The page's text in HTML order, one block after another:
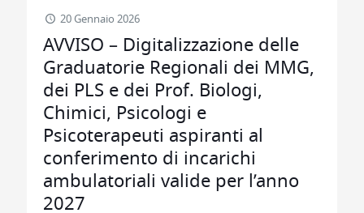
20 Gennaio 2026
AVVISO – Digitalizzazione delle
Graduatorie Regionali dei MMG,
dei PLS e dei Prof. Biologi,
Chimici, Psicologi e
Psicoterapeuti aspiranti al
conferimento di incarichi
ambulatoriali valide per l’anno
2027